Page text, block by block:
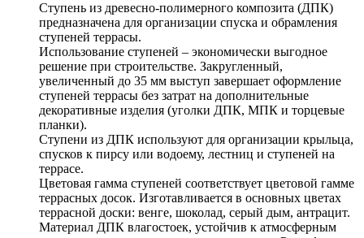
Ступень из древесно-полимерного композита (ДПК)
предназначена для организации спуска и обрамления
ступеней террасы.
Использование ступеней – экономически выгодное
решение при строительстве. Закругленный,
увеличенный до 35 мм выступ завершает оформление
ступеней террасы без затрат на дополнительные
декоративные изделия (уголки ДПК, МПК и торцевые
планки).
Ступени из ДПК используют для организации крыльца,
спусков к пирсу или водоему, лестниц и ступеней на
террасе.
Цветовая гамма ступеней соответствует цветовой гамме
террасных досок. Изготавливается в основных цветах
террасной доски: венге, шоколад, серый дым, антрацит.
Материал ДПК влагостоек, устойчив к атмосферным